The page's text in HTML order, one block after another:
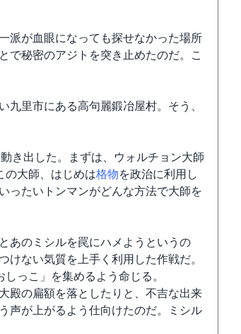
派が血眼になっても探せなかった場所
で秘密のアジトを突き止めたのだ。こ
里市にある高句麗鍛冶屋村。そう、
き出した。まずは、ウォルチョン大師
の大師、はじめは格物を政治に利用し
ったいトンマンがどんな方法で大師を
あのミシルを罠にハメようというの
ない気質を上手く利用した作戦だ。
っこ」を集めるよう命じる。
殿の扁額を落としたりと、不吉な出来
声が上がるよう仕向けたのだ。ミシル